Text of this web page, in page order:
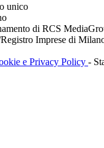
unico
di RCS
Imprese di
e Privacy Policy -